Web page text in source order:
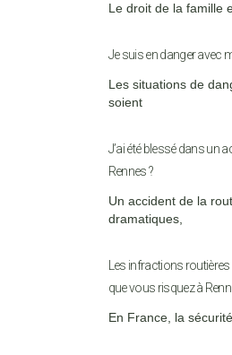
Le droit de la famille
Je suis en danger avec
Les situations de
soient
J’ai été blessé dans un
Rennes ?
Un accident de la
dramatiques,
Les infractions
que vous risquez à
En France, la